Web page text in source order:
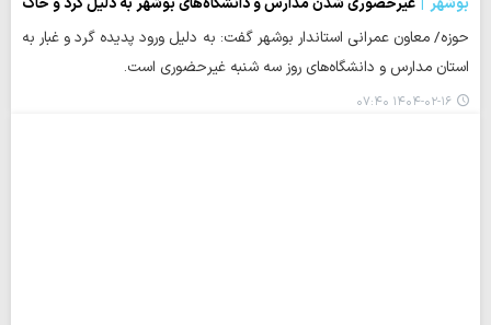
حوزه/ معاون عمرانی استاندار بوشهر گفت: به دلیل ورود پدیده گرد و غبار به
استان مدارس و دانشگاه‌های روز سه شنبه غیرحضوری است.
۱۴۰۴-۰۲-۱۶ ۰۷:۴۰